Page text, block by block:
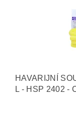
HAVARIJNÍ
L - HSP 2402 -